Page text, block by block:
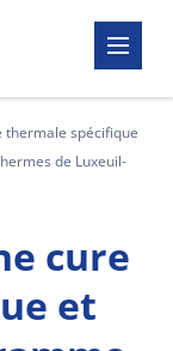
thermale spécifique
de Luxeuil-
cure
et